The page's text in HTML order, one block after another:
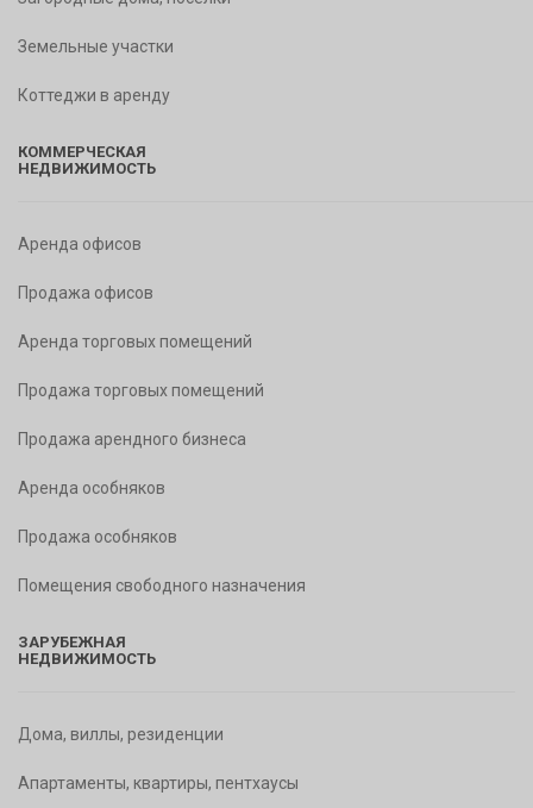
Земельные участки
Коттеджи в аренду
КОММЕРЧЕСКАЯ
НЕДВИЖИМОСТЬ
Аренда офисов
Продажа офисов
Аренда торговых помещений
Продажа торговых помещений
Продажа арендного бизнеса
Аренда особняков
Продажа особняков
Помещения свободного назначения
ЗАРУБЕЖНАЯ
НЕДВИЖИМОСТЬ
Дома, виллы, резиденции
Апартаменты, квартиры, пентхаусы